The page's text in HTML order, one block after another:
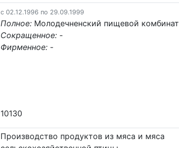
c 02.12.1996 по 29.09.1999
Полное: Молодечненский пищевой комбинат
Сокращенное: -
Фирменное: -
10130
Производство продуктов из мяса и мяса